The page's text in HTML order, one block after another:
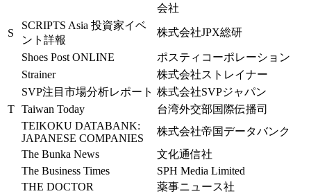
会社
S
SCRIPTS Asia 投資家イベ
ント詳報
株式会社JPX総研
Shoes Post ONLINE
ポスティコーポレーション
Strainer
株式会社ストレイナー
SVP注目市場分析レポート 株式会社SVPジャパン
T Taiwan Today
台湾外交部国際伝播司
TEIKOKU DATABANK:
JAPANESE COMPANIES
株式会社帝国データバンク
The Bunka News
文化通信社
The Business Times
SPH Media Limited
THE DOCTOR
薬事ニュース社